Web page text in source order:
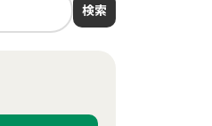
検索